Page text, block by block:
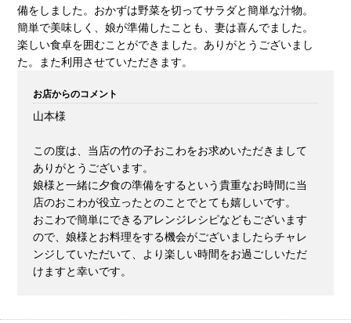
備をしました。おかずは野菜を切ってサラダと簡単な汁物。
簡単で美味しく、娘が準備したことも、妻は喜んでました。
楽しい食卓を囲むことができました。ありがとうございまし
た。また利用させていただきます。
お店からのコメント
山本様
この度は、当店の竹の子おこわをお求めいただきまして
ありがとうございます。
娘様と一緒に夕食の準備をするという貴重なお時間に当
店のおこわが役立ったとのことでとても嬉しいです。
おこわで簡単にできるアレンジレシピなどもございます
ので、娘様とお料理をする機会がございましたらチャレ
ンジしていただいて、より楽しい時間をお過ごしいただ
けますと幸いです。